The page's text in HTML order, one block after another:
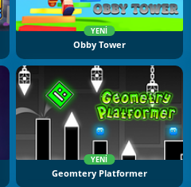
YENI
Obby Tower
YENI
Geomtery Platformer